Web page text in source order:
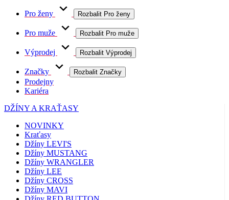
Pro ženy Rozbalit Pro ženy
Pro muže Rozbalit Pro muže
Výprodej Rozbalit Výprodej
Značky Rozbalit Značky
Prodejny
Kariéra
DŽÍNY A KRAŤASY
NOVINKY
Kraťasy
Džíny LEVI'S
Džíny MUSTANG
Džíny WRANGLER
Džíny LEE
Džíny CROSS
Džíny MAVI